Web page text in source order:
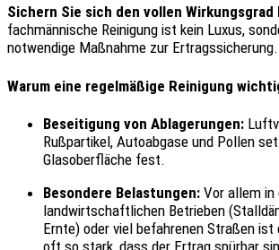
Sichern Sie sich den vollen Wirkungsgrad
fachmännische Reinigung ist kein Luxus,
notwendige Maßnahme zur Ertragssicherung.
Warum eine regelmäßige Reinigung
Beseitigung von Ablagerungen:
Rußpartikel, Autoabgase und Pollen
Glasoberfläche fest.
Besondere Belastungen: Vor allem in
landwirtschaftlichen Betrieben
Ernte) oder viel befahrenen Straßen